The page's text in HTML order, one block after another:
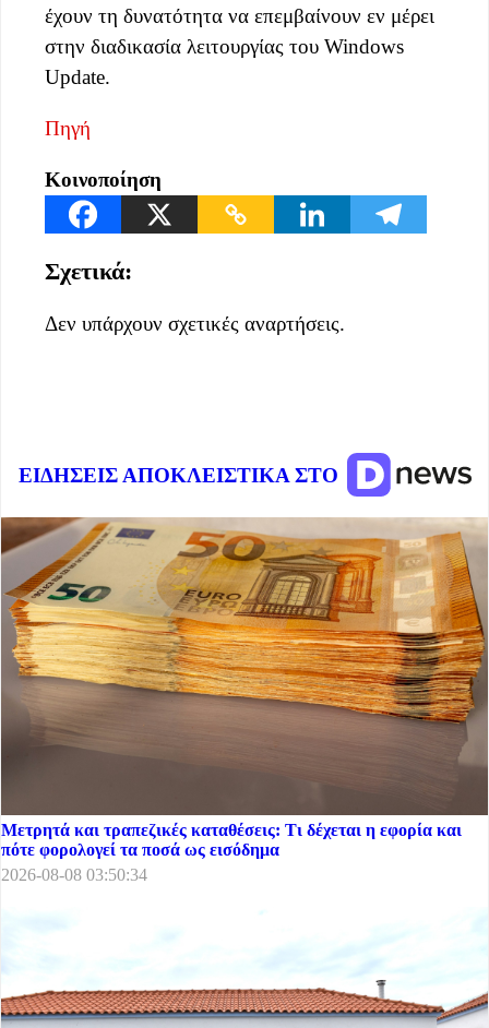
έχουν τη δυνατότητα να επεμβαίνουν εν μέρει
στην διαδικασία λειτουργίας του Windows
Update.
Πηγή
Κοινοποίηση
Σχετικά:
Δεν υπάρχουν σχετικές αναρτήσεις.
ΕΙΔΗΣΕΙΣ ΑΠΟΚΛΕΙΣΤΙΚΑ ΣΤΟ
Μετρητά και τραπεζικές καταθέσεις: Τι δέχεται η εφορία και
πότε φορολογεί τα ποσά ως εισόδημα
2026-08-08 03:50:34